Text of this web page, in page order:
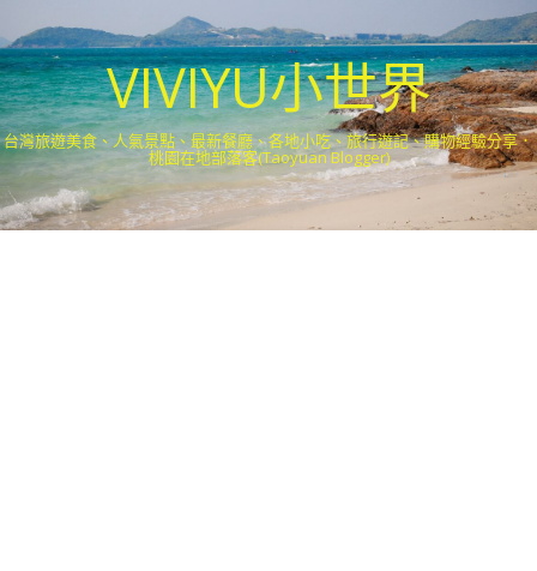
VIVIYU小世界
台灣旅遊美食、人氣景點、最新餐廳、各地小吃、旅行遊記、購物經驗分享．
桃園在地部落客(Taoyuan Blogger)